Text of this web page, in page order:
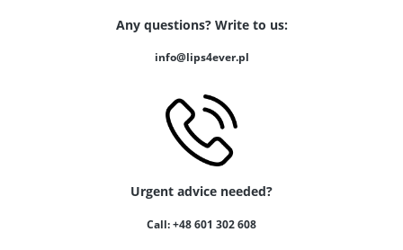
Any questions? Write to us:
info@lips4ever.pl
Urgent advice needed?
Call: +48 601 302 608